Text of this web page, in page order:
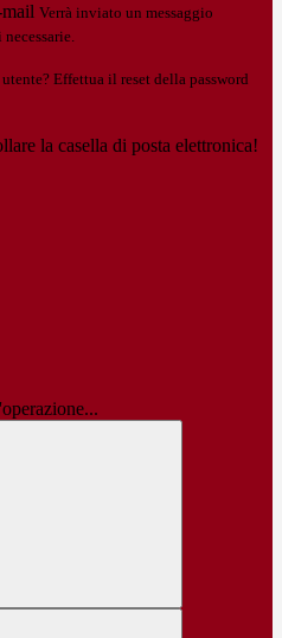
Verrà inviato un messaggio
Effettua il reset della password
la casella di posta elettronica!